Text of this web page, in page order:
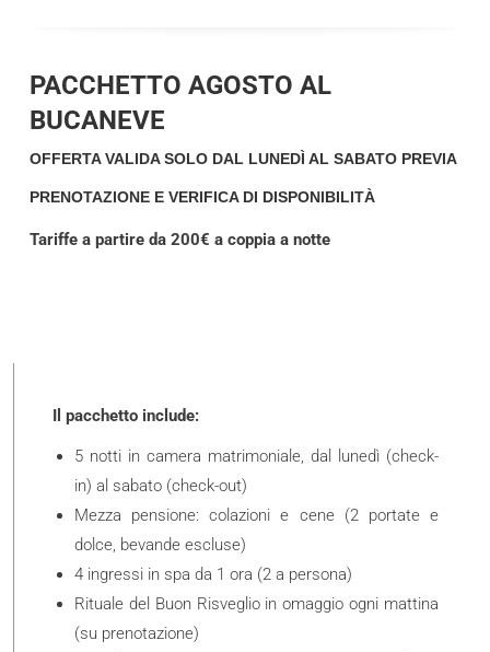
PACCHETTO AGOSTO AL
BUCANEVE
OFFERTA VALIDA SOLO DAL LUNEDÌ AL SABATO PREVIA
PRENOTAZIONE E VERIFICA DI DISPONIBILITÀ
Tariffe a partire da 200€ a coppia a notte
Il pacchetto include:
5 notti in camera matrimoniale, dal lunedì (check-
in) al sabato (check-out)
Mezza pensione: colazioni e cene (2 portate e
dolce, bevande escluse)
4 ingressi in spa da 1 ora (2 a persona)
Rituale del Buon Risveglio in omaggio ogni mattina
(su prenotazione)